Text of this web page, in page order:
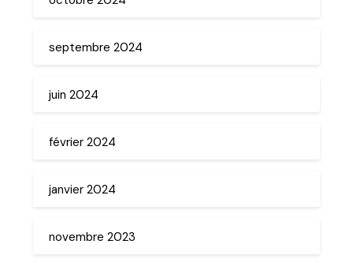
septembre 2024
juin 2024
février 2024
janvier 2024
novembre 2023